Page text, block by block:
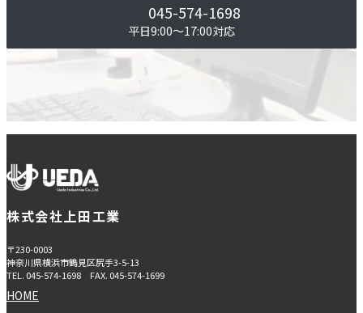
045-574-1698
平⽇9:00〜17:00対応
株式会社上田工業
〒230-0003
神奈川県横浜市鶴見区尻手3-5-13
TEL. 045-574-1698 FAX. 045-574-1699
HOME